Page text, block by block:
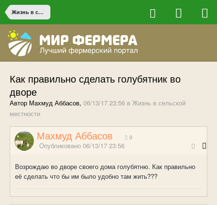
Жизнь в сельской местности
Как правильно сделать голубятник во
дворе
Автор Махмуд Аббасов, 06/13/17 23:56 в Жизнь в сельской
местности
Махмуд Аббасов 0
Опубликовано 06/13/17 23:56
Возрождаю во дворе своего дома голубятню. Как правильно
её сделать что бы им было удобно там жить???